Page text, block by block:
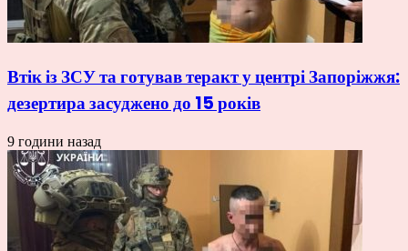
Втік із ЗСУ та готував теракт у центрі Запоріжжя:
дезертира засуджено до 15 років
9 години назад